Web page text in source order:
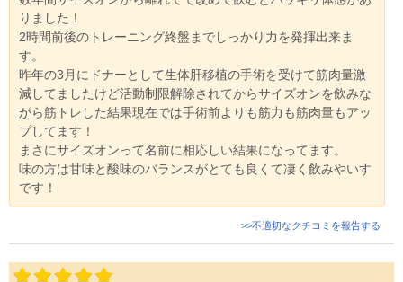
りました！
2時間前後のトレーニング終盤までしっかり力を発揮出来ま
す。
昨年の3月にドナーとして生体肝移植の手術を受けて筋肉量激
減してましたけど活動制限解除されてからサイズオンを飲みな
がら筋トレした結果現在では手術前よりも筋力も筋肉量もアッ
プしてます！
まさにサイズオンって名前に相応しい結果になってます。
味の方は甘味と酸味のバランスがとても良くて凄く飲みやいす
です！
>>不適切なクチコミを報告する